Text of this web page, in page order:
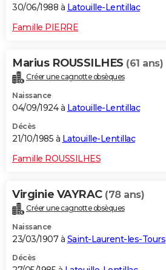
30/06/1988 à Latouille-Lentillac
Famille PIERRE
Marius ROUSSILHES (61 ans)
Créer une cagnotte obsèques
Naissance
04/09/1924 à Latouille-Lentillac
Décès
21/10/1985 à Latouille-Lentillac
Famille ROUSSILHES
Virginie VAYRAC (78 ans)
Créer une cagnotte obsèques
Naissance
23/03/1907 à Saint-Laurent-les-Tours
Décès